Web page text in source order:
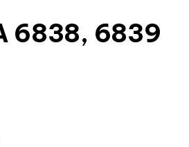
6838, 6839